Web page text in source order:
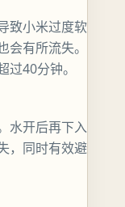
致小米过度软
有所流失。
40分钟。
水开后再下入
，同时有效避